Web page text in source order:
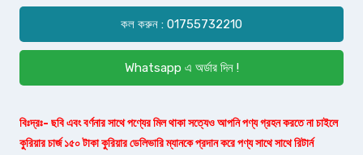
কল করুন : 01755732210
Whatsapp এ অর্ডার দিন !
বিঃদ্রঃ- ছবি এবং বর্ণনার সাথে পণ্যের মিল থাকা সত্যেও আপনি পণ্য গ্রহন করতে না চাইলে
কুরিয়ার চার্জ ১৫০ টাকা কুরিয়ার ডেলিভারি ম্যানকে প্রদান করে পণ্য সাথে সাথে রিটার্ন